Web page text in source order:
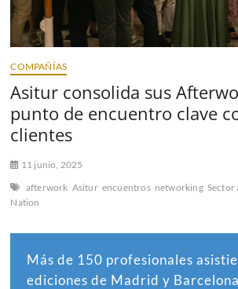
COMPAÑÍAS
Asitur consolida sus
punto de encuentro clave
clientes
11 junio, 2025
afterwork Asitur encuentros networking Sector
Nation
Más de 150 profesionales
ediciones de Madrid y